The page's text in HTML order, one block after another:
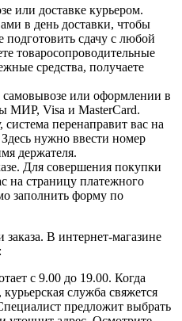
или доставке курьером.
в день доставки, чтобы
подготовить сдачу с любой
товаросопроводительные
средства, получаете
или оформлении в
МИР, Visa и MasterCard.
перенаправит вас на
нужно ввести номер
держателя.
Для совершения покупки
на страницу платежного
заполнить форму по
В интернет-магазине
с 9.00 до 19.00. Когда
служба свяжется
предложит выбрать